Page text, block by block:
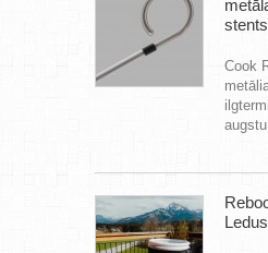
stents
Cook